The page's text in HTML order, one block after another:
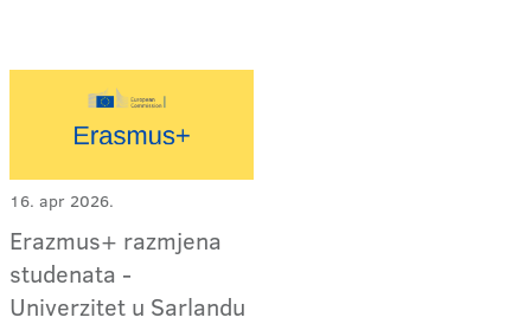
16. apr 2026.
Erazmus+ razmjena
studenata -
Univerzitet u Sarlandu